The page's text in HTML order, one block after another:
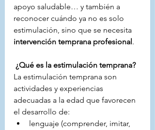
apoyo saludable… y también a
reconocer cuándo ya no es solo
estimulación, sino que se necesita
intervención temprana profesional.
¿Qué es la estimulación temprana?
La estimulación temprana son
actividades y experiencias
adecuadas a la edad que favorecen
el desarrollo de:
lenguaje (comprender, imitar,